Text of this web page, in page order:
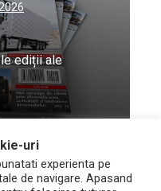
ediții ale
Design by
and development byNeo
Vision Technologies
uri
experienta pe
de navigare. Apasand